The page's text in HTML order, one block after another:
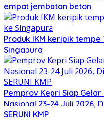
empat jembatan beton
Produk IKM keripik
Singapura
Pemprov Kepri Siap
Nasional 23-24 Juli 2026,
SERUNI KMP